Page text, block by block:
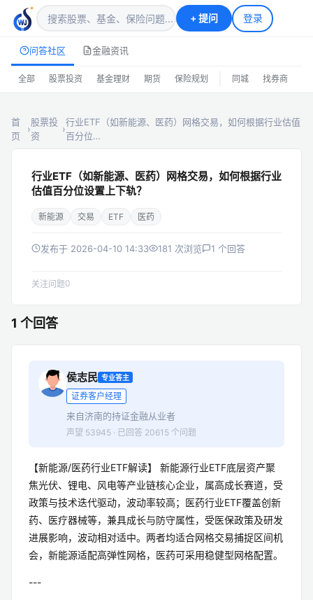
+提问 登录
问答社区 金融资讯
全部 股票投资 基金理财 期货 保险规划 同城 找券商
首
页
›
股票投
资
›
行业ETF（如新能源、医药）网格交易，如何根据行业估值
百分位…
行业ETF（如新能源、医药）网格交易，如何根据行业
估值百分位设置上下轨？
新能源 交易 ETF 医药
发布于 2026-04-10 14:33 181 次浏览 1 个回答
关注问题0
1 个回答
侯志民 专业答主
证券客户经理
来自济南的持证金融从业者
声望 53945 · 已回答 20615 个问题
【新能源/医药行业ETF解读】 新能源行业ETF底层资产聚
焦光伏、锂电、风电等产业链核心企业，属高成长赛道，受
政策与技术迭代驱动，波动率较高；医药行业ETF覆盖创新
药、医疗器械等，兼具成长与防守属性，受医保政策及研发
进展影响，波动相对适中。两者均适合网格交易捕捉区间机
会，新能源适配高弹性网格，医药可采用稳健型网格配置。
---